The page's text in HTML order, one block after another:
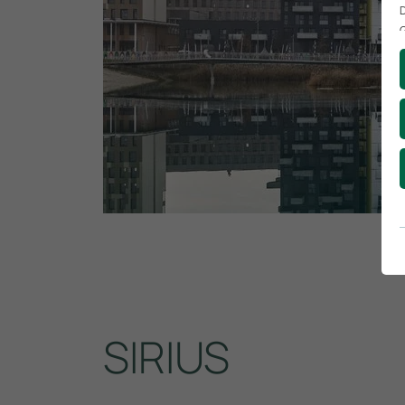
SIRIUS